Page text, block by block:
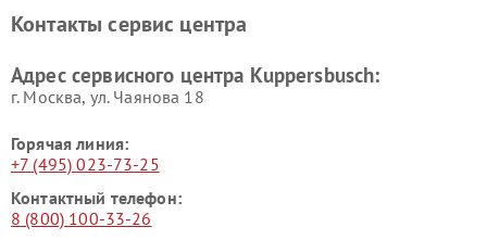
Kuppersbusch
вакуумных упаковщиков
Ремонт сушильных машин Kuppersbusch
Контакты сервис центра
Адрес сервисного центра Kuppersbusch:
г. Москва, ул. Чаянова 18
Горячая линия:
+7 (495) 023-73-25
Контактный телефон:
8 (800) 100-33-26